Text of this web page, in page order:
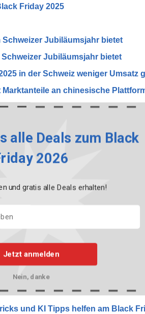
Friday 2025
Jubiläumsjahr bietet
Jubiläumsjahr bietet
in der Schweiz weniger Umsatz
an chinesische
der Schweiz
devenue fete nationale de l achat
wirklich
wirklich
wirklich
wirklich
und KI Tipps helfen am Black
Jetzt anmelden
alle Deals zum Black
2026
und gratis alle Deals erhalten!
Nein, danke